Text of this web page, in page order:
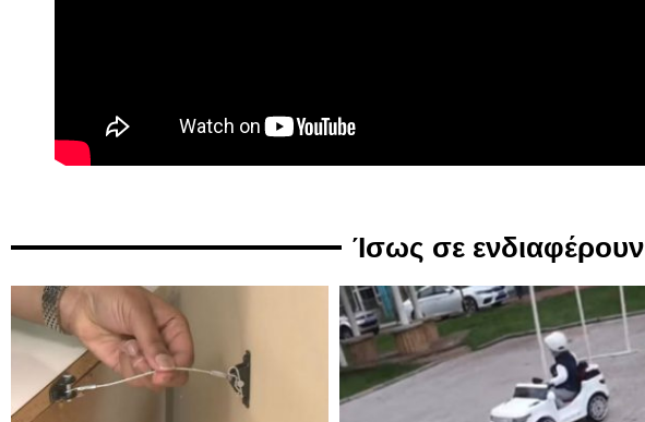
Ίσως σε ενδιαφέρουν